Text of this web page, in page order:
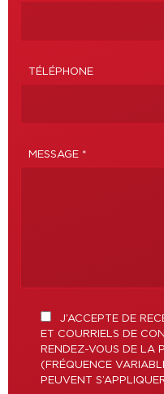
TÉLÉPHONE
MESSAGE *
J’ACCEPTE DE
ET COURRIELS DE
RENDEZ-VOUS DE LA
(FRÉQUENCE
PEUVENT